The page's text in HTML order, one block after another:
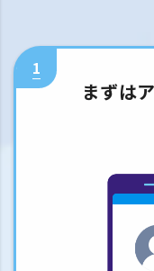
1
まずは